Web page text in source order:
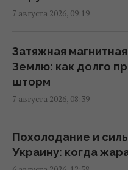
реакцией властей
российской
11:39 пятница, 07 августа 2026
больше выходит
Bloomberg
11:26 пятница, 07 августа 2026
7 августа 2026, 09:19
Затяжная
Землю: как долго
шторм
7 августа 2026, 08:39
Похолодание и
Украину: когда